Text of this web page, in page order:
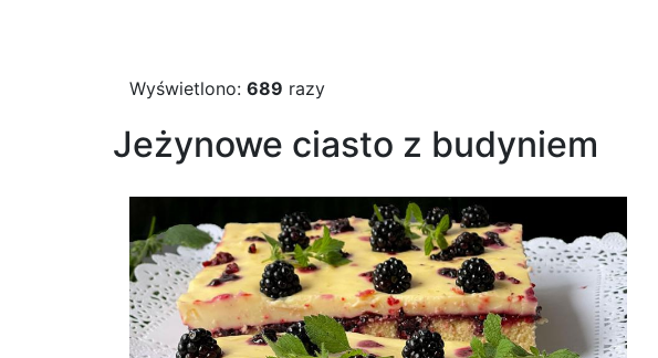
Wyświetlono: 689 razy
Jeżynowe ciasto z budyniem